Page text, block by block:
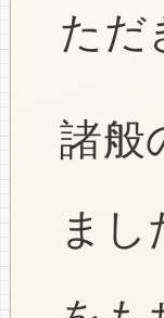
ただ
諸般
まし